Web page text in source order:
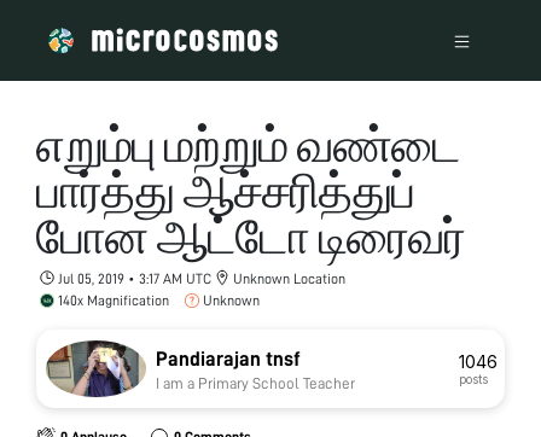
எறும்பு மற்றும் வண்டை
பார்த்து ஆச்சரித்துப்
போன ஆட்டோ டிரைவர்
Jul 05, 2019 • 3:17 AM UTC
Unknown Location
140x Magnification
Unknown
Pandiarajan tnsf
I am a Primary School Teacher
1046
posts